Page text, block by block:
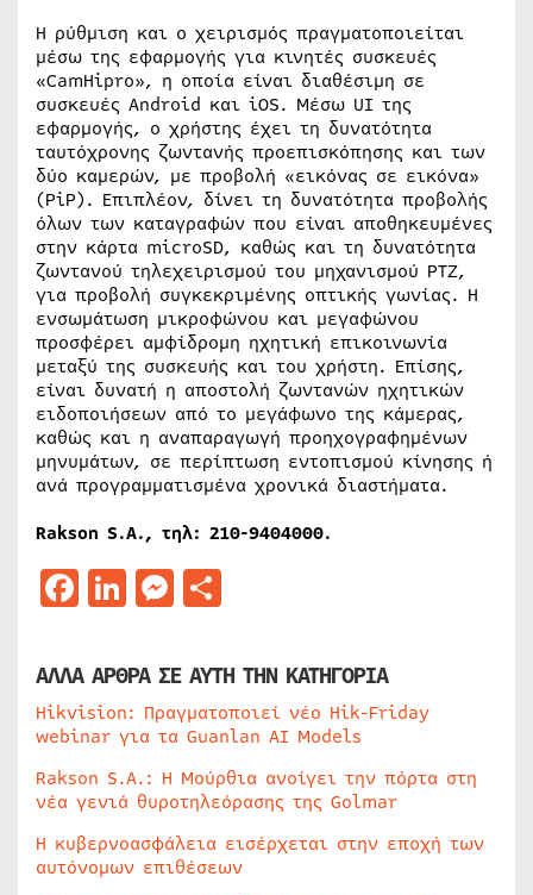
Η ρύθμιση και ο χειρισμός πραγματοποιείται
μέσω της εφαρμογής για κινητές συσκευές
«CamHipro», η οποία είναι διαθέσιμη σε
συσκευές Android και iOS. Μέσω UI της
εφαρμογής, ο χρήστης έχει τη δυνατότητα
ταυτόχρονης ζωντανής προεπισκόπησης και των
δύο καμερών, με προβολή «εικόνας σε εικόνα»
(PiP). Επιπλέον, δίνει τη δυνατότητα προβολής
όλων των καταγραφών που είναι αποθηκευμένες
στην κάρτα microSD, καθώς και τη δυνατότητα
ζωντανού τηλεχειρισμού του μηχανισμού PTZ,
για προβολή συγκεκριμένης οπτικής γωνίας. Η
ενσωμάτωση μικροφώνου και μεγαφώνου
προσφέρει αμφίδρομη ηχητική επικοινωνία
μεταξύ της συσκευής και του χρήστη. Επίσης,
είναι δυνατή η αποστολή ζωντανών ηχητικών
ειδοποιήσεων από το μεγάφωνο της κάμερας,
καθώς και η αναπαραγωγή προηχογραφημένων
μηνυμάτων, σε περίπτωση εντοπισμού κίνησης ή
ανά προγραμματισμένα χρονικά διαστήματα.
Rakson S.A., τηλ: 210-9404000.
Facebook
LinkedIn
Messenger
ΑΛΛΑ ΑΡΘΡΑ ΣΕ ΑΥΤΗ ΤΗΝ ΚΑΤΗΓΟΡΙΑ
Hikvision: Πραγματοποιεί νέο Hik-Friday
webinar για τα Guanlan AI Models
Rakson S.A.: Η Μούρθια ανοίγει την πόρτα στη
νέα γενιά θυροτηλεόρασης της Golmar
Η κυβερνοασφάλεια εισέρχεται στην εποχή των
αυτόνομων επιθέσεων